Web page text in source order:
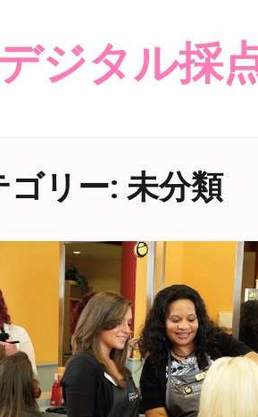
デジタル採
ゴリー: 未分類